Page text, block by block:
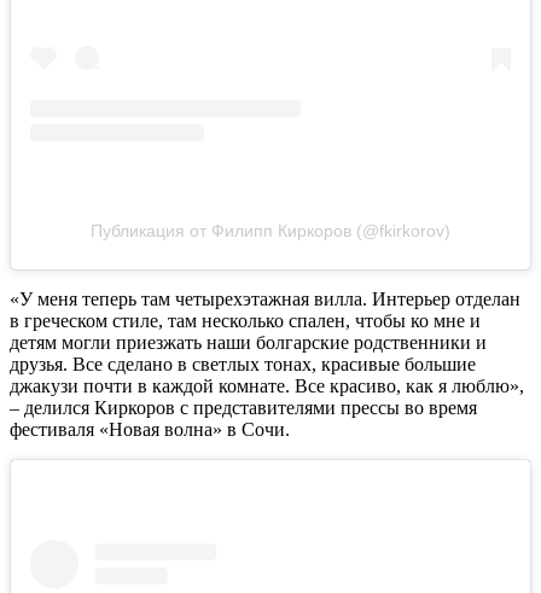
Публикация от Филипп Киркоров (@fkirkorov)
«У меня теперь там четырехэтажная вилла. Интерьер отделан
в греческом стиле, там несколько спален, чтобы ко мне и
детям могли приезжать наши болгарские родственники и
друзья. Все сделано в светлых тонах, красивые большие
джакузи почти в каждой комнате. Все красиво, как я люблю»,
– делился Киркоров с представителями прессы во время
фестиваля «Новая волна» в Сочи.